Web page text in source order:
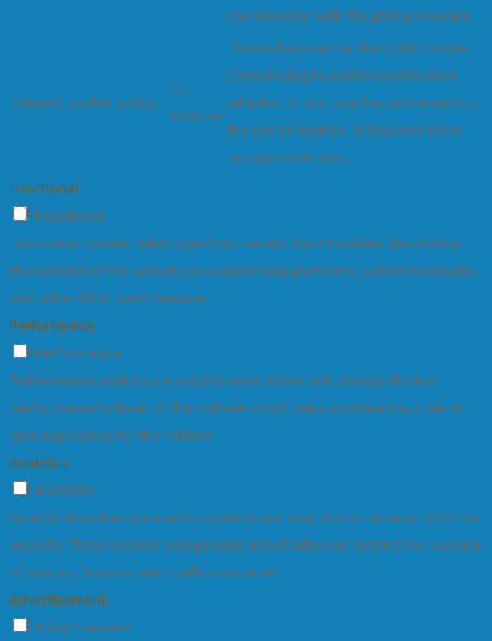
coordination with the primary cookie.
viewed_cookie_policy
11
months
The cookie is set by the GDPR Cookie
Consent plugin and is used to store
whether or not user has consented to
the use of cookies. It does not store
any personal data.
Functional
Functional
Functional cookies help to perform certain functionalities like sharing
the content of the website on social media platforms, collect feedbacks,
and other third-party features.
Performance
Performance
Performance cookies are used to understand and analyze the key
performance indexes of the website which helps in delivering a better
user experience for the visitors.
Analytics
Analytics
Analytical cookies are used to understand how visitors interact with the
website. These cookies help provide information on metrics the number
of visitors, bounce rate, traffic source, etc.
Advertisement
Advertisement